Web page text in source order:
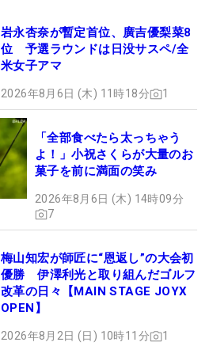
岩永杏奈が暫定首位、廣吉優梨菜8
位 予選ラウンドは日没サスペ/全
米女子アマ
2026年8月6日 (木) 11時18分 1
「全部食べたら太っちゃう
よ！」小祝さくらが大量のお
菓子を前に満面の笑み
2026年8月6日 (木) 14時09分
7
梅山知宏が師匠に“恩返し”の大会初
優勝 伊澤利光と取り組んだゴルフ
改革の日々【MAIN STAGE JOYX
OPEN】
2026年8月2日 (日) 10時11分 1